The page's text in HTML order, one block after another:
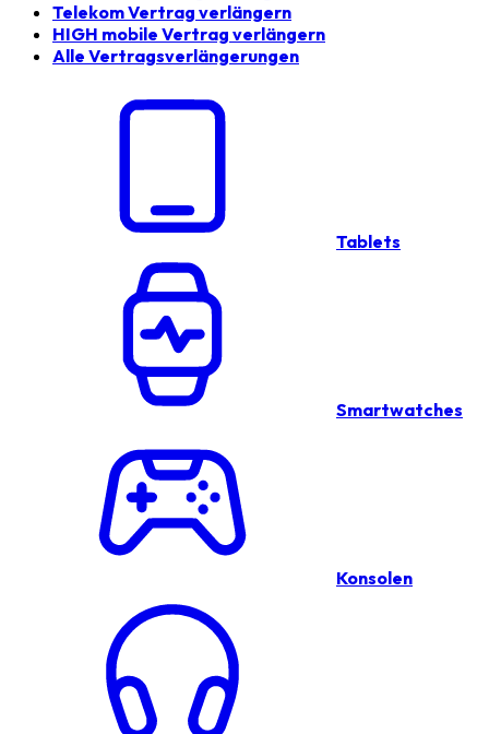
Telekom Vertrag verlängern
HIGH mobile Vertrag verlängern
Alle Vertragsverlängerungen
Tablets
Smartwatches
Konsolen